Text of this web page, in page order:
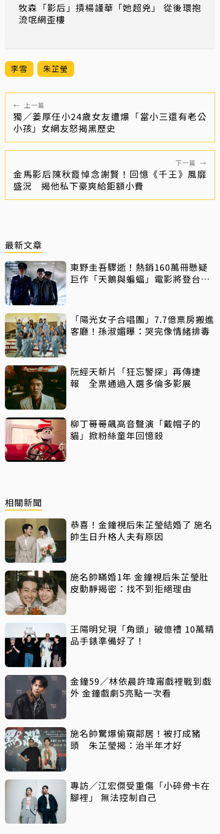
牧森「影后」摃楊謹華「她超兇」 從後環抱
流氓網歪樓
李雪 朱芷瑩
← 上一篇
獨／姜厚任小24歲女友遭爆「當小三還有老公
小孩」女網友怒揭黑歷史
下一篇 →
金馬影后陳秋霞悼念謝賢！回憶《千王》風靡
盛況 揭他私下豪爽給鉅額小費
最新文章
東野圭吾驟逝！熱銷160萬冊懸疑
巨作「天鵝與蝙蝠」電影將登台上
「陽光女子合唱團」7.7億票房搬進
客廳！孫淑媚曝：哭完像情緒排毒
阮經天新片「狂忘警探」再傳捷
報 全票通過入選多倫多影展
柳丁哥哥飆高音聲演「戴帽子的
貓」掀粉絲童年回憶殺
相關新聞
恭喜！金鐘視后朱芷瑩結婚了 施名
帥生日升格人夫有原因
施名帥瞞婚1年 金鐘視后朱芷瑩肚
皮動靜揭密：找不到拒絕理由
王陽明兌現「角頭」破億禮 10萬精
品手錶準備好了！
金鐘59／林依晨許瑋甯戲裡戰到戲
外 金鐘戲劇5亮點一次看
施名帥驚爆偷窺鄰居！被打成豬
頭 朱芷瑩揭：治半年才好
專訪／江宏傑受重傷「小碎骨卡在
腳裡」 無法控制自己